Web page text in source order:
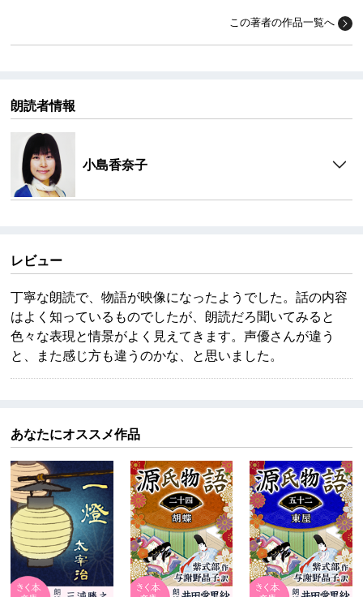
この著者の作品一覧へ
朗読者情報
小島香奈子
レビュー
丁寧な朗読で、物語が映像になったようでした。話の内容
はよく知っているものでしたが、朗読だろ聞いてみると
色々な表現と情景がよく見えてきます。声優さんが違う
と、また感じ方も違うのかな、と思いました。
あなたにオススメ作品